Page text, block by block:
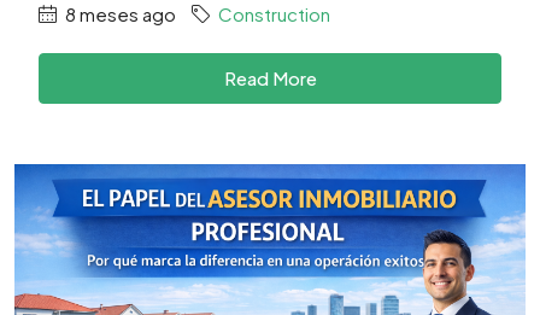
8 meses ago Construction
Read More